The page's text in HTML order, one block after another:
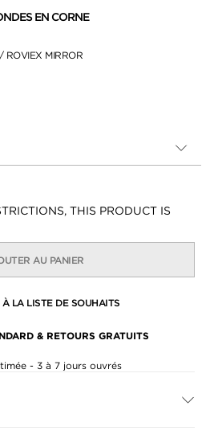
EN CORNE
ROVIEX MIRROR
THIS PRODUCT IS
AU PANIER
LA LISTE DE SOUHAITS
& RETOURS GRATUITS
- 3 à 7 jours ouvrés